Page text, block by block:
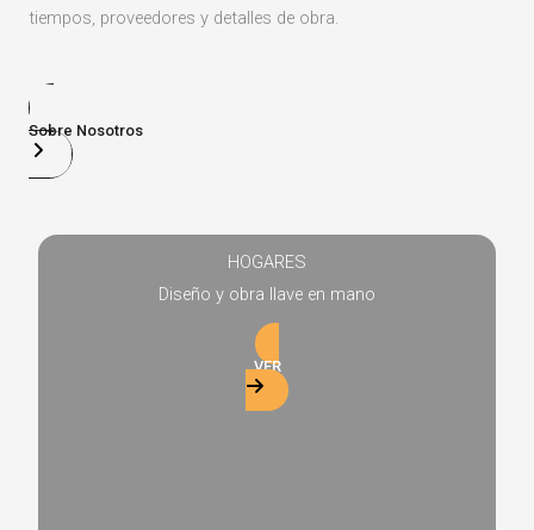
tiempos, proveedores y detalles de obra.
Sobre Nosotros
HOGARES
Diseño y obra llave en mano
VER